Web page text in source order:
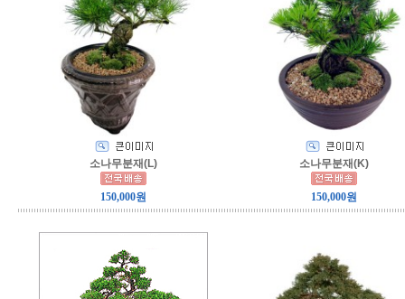
소나무분재(L)
150,000원
소나무분재(K)
150,000원